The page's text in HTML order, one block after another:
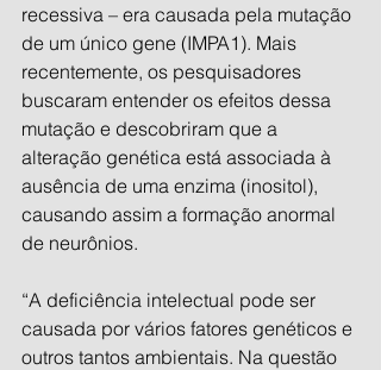
recessiva – era causada pela mutação
de um único gene (IMPA1). Mais
recentemente, os pesquisadores
buscaram entender os efeitos dessa
mutação e descobriram que a
alteração genética está associada à
ausência de uma enzima (inositol),
causando assim a formação anormal
de neurônios.
“A deficiência intelectual pode ser
causada por vários fatores genéticos e
outros tantos ambientais. Na questão